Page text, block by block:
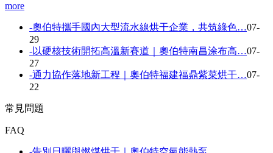
more
-奧伯特攜手國內大型流水線烘干企業，共筑綠色…07-
29
-以硬核技術開拓高溫新賽道｜奧伯特南昌涂布高…07-
27
-通力協作落地新工程｜奧伯特福建福鼎紫菜烘干…07-
22
常見問題
FAQ